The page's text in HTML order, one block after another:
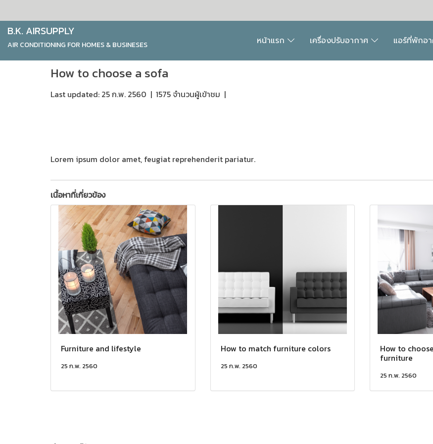
B.K. AIRSUPPLY
AIR CONDITIONING FOR HOMES & BUSINESES หน้าแรก เครื่องปรับอากาศ แอร์ที่พักอ
How to choose a sofa
Last updated: 25 ก.พ. 2560 | 1575 จำนวนผู้เข้าชม |
Lorem ipsum dolor amet, feugiat reprehenderit pariatur.
เนื้อหาที่เกี่ยวข้อง
Furniture and lifestyle
25 ก.พ. 2560
How to match furniture colors
25 ก.พ. 2560
How to
furniture
25 ก.พ. 2560